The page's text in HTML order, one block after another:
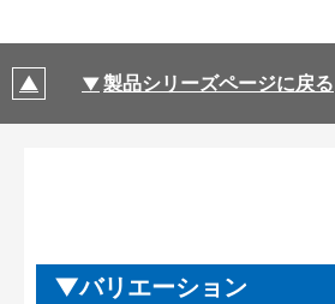
製品シリーズページに戻る
バリエーション